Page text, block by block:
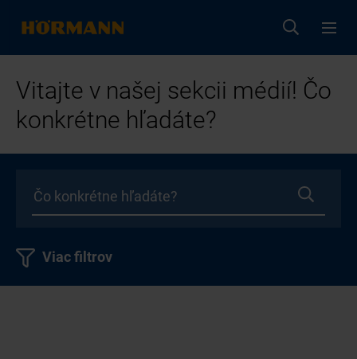
Vitajte v našej sekcii médií! Čo
konkrétne hľadáte?
Viac filtrov